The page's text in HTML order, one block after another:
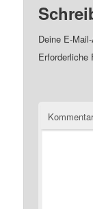
Deine E-